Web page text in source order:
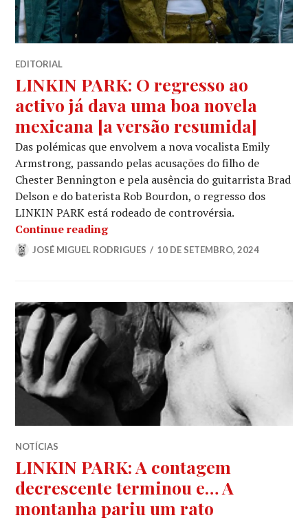
EDITORIAL
LINKIN PARK: O regresso ao
activo já dava uma boa novela
mexicana [a versão resumida]
Das polémicas que envolvem a nova vocalista Emily
Armstrong, passando pelas acusações do filho de
Chester Bennington e pela ausência do guitarrista Brad
Delson e do baterista Rob Bourdon, o regresso dos
LINKIN PARK está rodeado de controvérsia.
Continue readingLINKIN PARK: O regresso ao activo
JOSÉ MIGUEL RODRIGUES 10 DE SETEMBRO, 2024
NOTÍCIAS
LINKIN PARK: A contagem
decrescente terminou e… A
montanha pariu um rato